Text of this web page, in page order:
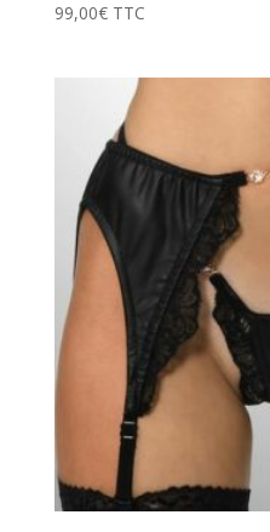
99,00€ TTC